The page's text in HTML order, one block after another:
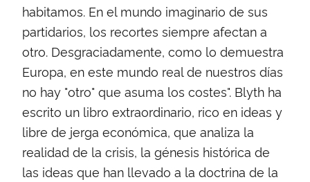
habitamos. En el mundo imaginario de sus
partidarios, los recortes siempre afectan a
otro. Desgraciadamente, como lo demuestra
Europa, en este mundo real de nuestros días
no hay "otro" que asuma los costes". Blyth ha
escrito un libro extraordinario, rico en ideas y
libre de jerga económica, que analiza la
realidad de la crisis, la génesis histórica de
las ideas que han llevado a la doctrina de la